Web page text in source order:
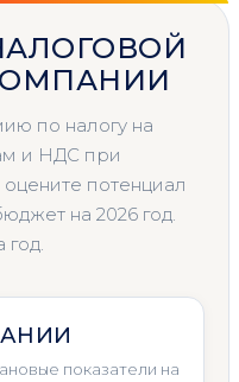
по налогу на
и НДС при
потенциал
на 2026 год.
год.
показатели на